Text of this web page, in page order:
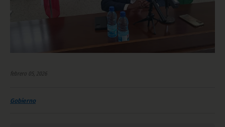
febrero 05, 2026
Gobierno